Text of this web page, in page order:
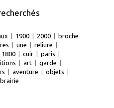
1900 2000
broche
une reliure
1800 cuir paris
art garde
aventure objets